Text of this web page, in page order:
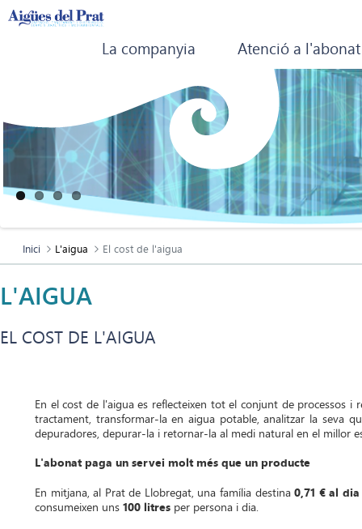
La companyia Atenció a l'abonat
Inici L'aigua El cost de l'aigua
L'AIGUA
EL COST DE L'AIGUA
En el cost de l'aigua es reflecteixen tot el conjunt de processos i
tractament, transformar-la en aigua potable, analitzar la seva
depuradores, depurar-la i retornar-la al medi natural en el millor
L'abonat paga un servei molt més que un producte
En mitjana, al Prat de Llobregat, una família destina0,71 € al dia
consumeixen uns 100 litres per persona i dia.